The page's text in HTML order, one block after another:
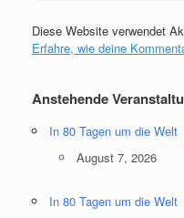
Diese Website verwendet
Erfahre, wie deine
Anstehende
In 80 Tagen um die Welt
August 7, 2026
In 80 Tagen um die Welt